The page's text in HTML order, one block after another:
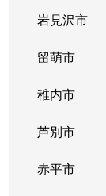
岩見沢市
留萌市
稚内市
芦別市
赤平市